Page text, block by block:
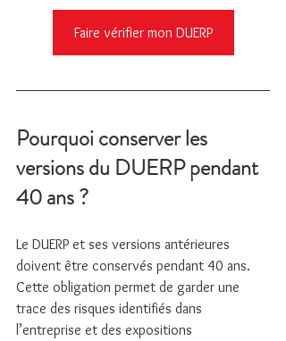
Faire vérifier mon DUERP
Pourquoi conserver les
versions du DUERP pendant
40 ans ?
Le DUERP et ses versions antérieures
doivent être conservés pendant 40 ans.
Cette obligation permet de garder une
trace des risques identifiés dans
l’entreprise et des expositions